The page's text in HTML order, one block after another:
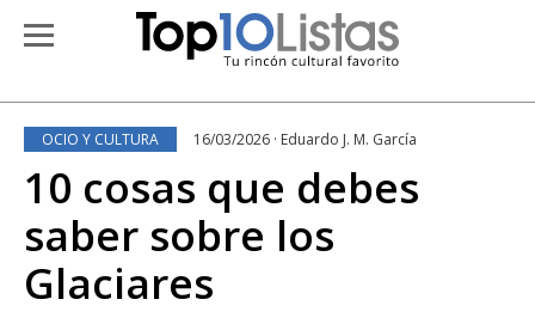
OCIO Y CULTURA 16/03/2026 · Eduardo J. M. García
10 cosas que debes
saber sobre los
Glaciares